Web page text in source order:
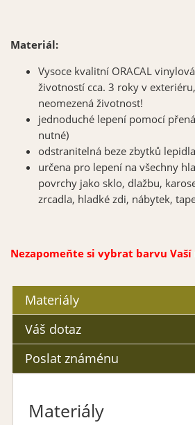
Materiál:
Vysoce kvalitní ORACAL
životností cca. 3 roky v
neomezená životnost!
jednoduché lepení pomocí
nutné)
odstranitelná beze zbytků
určena pro lepení na všechny
povrchy jako sklo, dlažbu,
zrcadla, hladké zdi, nábytek,
Nezapomeňte si vybrat barvu
Materiály
Váš dotaz
Poslat známénu
Materiály